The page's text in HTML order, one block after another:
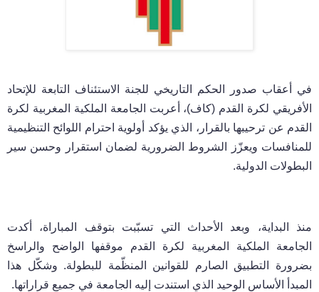
في أعقاب صدور الحكم التاريخي للجنة الاستئناف التابعة للإتحاد
الأفريقي لكرة القدم (كاف)، أعربت الجامعة الملكية المغربية لكرة
القدم عن ترحيبها بالقرار، الذي يؤكد أولوية احترام اللوائح التنظيمية
للمنافسات ويعزّز الشروط الضرورية لضمان استقرار وحسن سير
البطولات الدولية.
منذ البداية، وبعد الأحداث التي تسبّبت بتوقف المباراة، أكدت
الجامعة الملكية المغربية لكرة القدم موقفها الواضح والراسخ
بضرورة التطبيق الصارم للقوانين المنظّمة للبطولة. وشكّل هذا
المبدأ الأساس الوحيد الذي استندت إليه الجامعة في جميع قراراتها.